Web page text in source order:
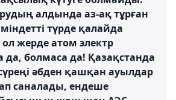
алдында аз-ақ тұрған
түрде қалайда
жерде атом электр
да, болмаса да! Қазақстанда
әбден қашқан ауылдар
саналады, ендеше